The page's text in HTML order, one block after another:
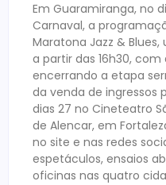
Em Guaramiranga, no
Carnaval, a
Maratona Jazz &
a partir das 16h30,
encerrando a etapa
da venda de ingressos
dias 27 no Cineteatro
de Alencar, em
no site e nas redes
espetáculos, ensaios
oficinas nas quatro